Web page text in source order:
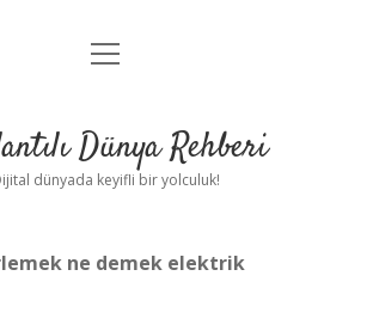
Anasayfa
Yasal Uyarı
menüyü
Dünya Rehberi
dünyada keyifli bir yolculuk!
ne demek elektrik